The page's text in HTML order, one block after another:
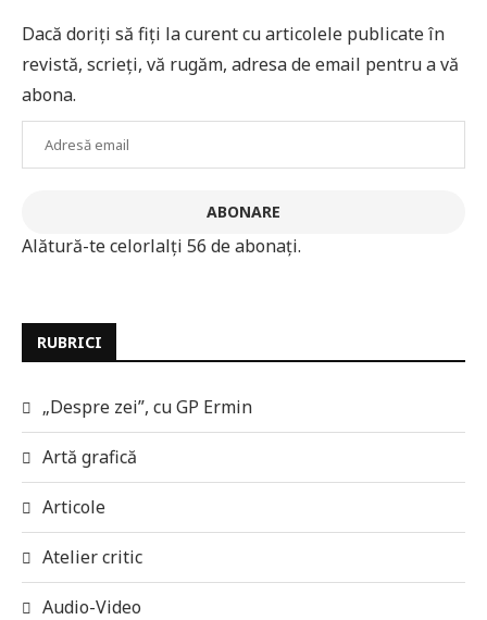
Dacă doriți să fiți la curent cu articolele publicate în
revistă, scrieți, vă rugăm, adresa de email pentru a vă
abona.
ABONARE
Alătură-te celorlalți 56 de abonați.
RUBRICI
„Despre zei”, cu GP Ermin
Artă grafică
Articole
Atelier critic
Audio-Video